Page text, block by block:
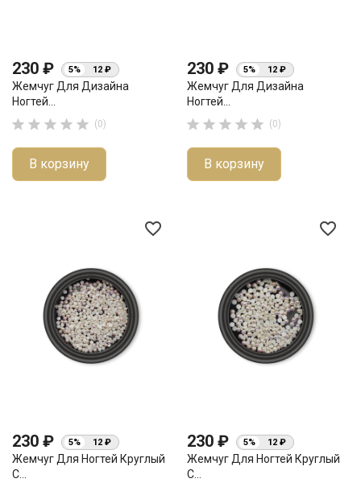
230 ₽ 5% 12 ₽
Жемчуг Для Дизайна
Ногтей...
     (0)
В корзину
230 ₽ 5% 12 ₽
Жемчуг Для Дизайна
Ногтей...
     (0)
В корзину
favorite_border
230 ₽ 5% 12 ₽
Жемчуг Для Ногтей Круглый
С...
favorite_border
230 ₽ 5% 12 ₽
Жемчуг Для Ногтей Круглый
С...